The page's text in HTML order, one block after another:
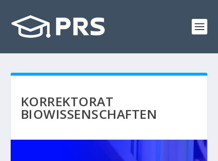
KORREKTORAT
BIOWISSENSCHAFTEN